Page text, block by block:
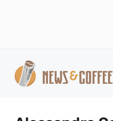
contenuto